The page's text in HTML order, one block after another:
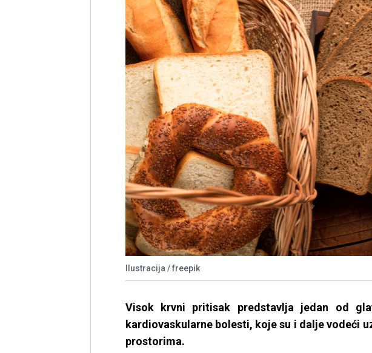
Ilustracija / freepik
Visok krvni pritisak predstavlja jedan od
kardiovaskularne bolesti, koje su i dalje vodeći
prostorima.